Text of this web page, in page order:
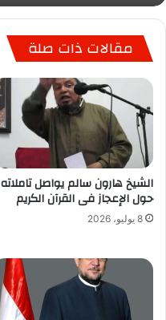
مقالات ذات صلة
الشيخ هارون سالم يواصل تاملاته
حول الإعجاز فى القرآن الكريم
8 يوليو، 2026